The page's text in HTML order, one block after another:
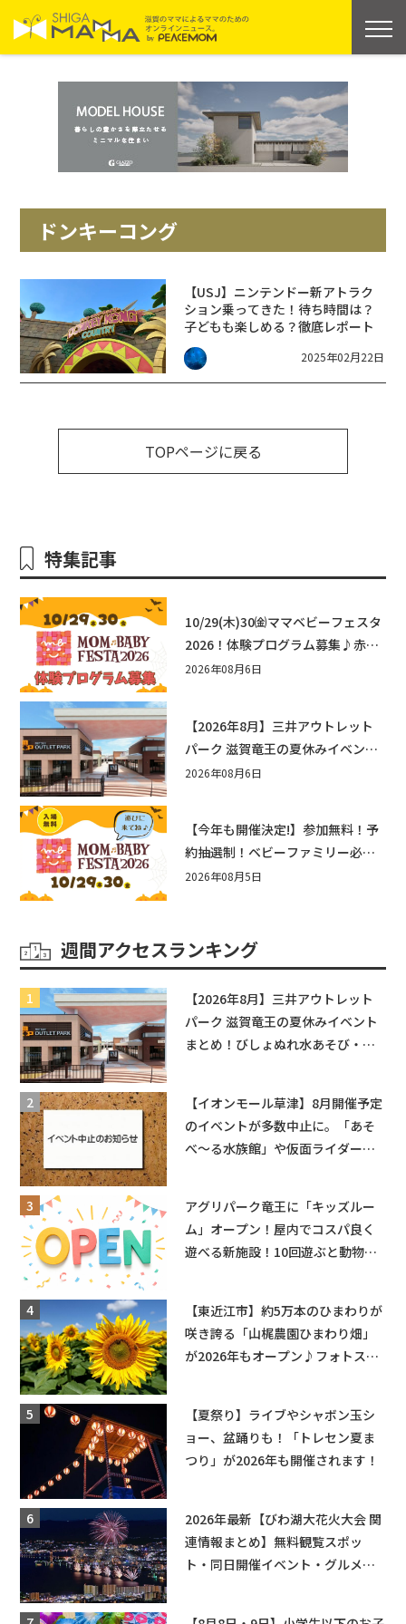
ドンキーコング
【USJ】ニンテンドー新アトラク
ション乗ってきた！待ち時間は？
子どもも楽しめる？徹底レポート
2025年02月22日
TOPページに戻る
特集記事
10/29(木)30㈮ママベビーフェスタ
2026！体験プログラム募集♪赤ち
ゃん向けイベントに出演しません
2026年08月6日
【2026年8月】三井アウトレット
パーク 滋賀竜王の夏休みイベント
まとめ！びしょぬれ水あそび・激
2026年08月6日
【今年も開催決定!】参加無料！予
約抽選制！ベビーファミリー必見
☆入場無料☆10/29(木)30(金)ママ
2026年08月5日
週間アクセスランキング
【2026年8月】三井アウトレット
パーク 滋賀竜王の夏休みイベント
まとめ！びしょぬれ水あそび・激
【イオンモール草津】8月開催予定
のイベントが多数中止に。「あそ
べ〜る水族館」や仮面ライダーシ
アグリパーク竜王に「キッズルー
ム」オープン！屋内でコスパ良く
遊べる新施設！10回遊ぶと動物触
【東近江市】約5万本のひまわりが
咲き誇る「山梶農園ひまわり畑」
が2026年もオープン♪フォトスポ
【夏祭り】ライブやシャボン玉シ
ョー、盆踊りも！「トレセン夏ま
つり」が2026年も開催されます！
2026年最新【びわ湖大花火大会 関
連情報まとめ】無料観覧スポッ
ト・同日開催イベント・グルメマ